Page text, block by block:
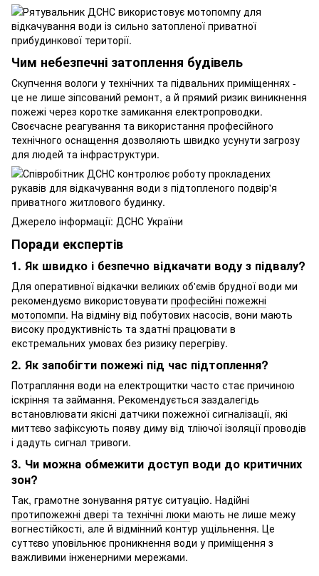
Чим небезпечні затоплення будівель
Скупчення вологи у технічних та підвальних приміщеннях -
це не лише зіпсований ремонт, а й прямий ризик виникнення
пожежі через коротке замикання електропроводки.
Своєчасне реагування та використання професійного
технічного оснащення дозволяють швидко усунути загрозу
для людей та інфраструктури.
Джерело інформації: ДСНС України
Поради експертів
1. Як швидко і безпечно відкачати воду з підвалу?
Для оперативної відкачки великих об'ємів брудної води ми
рекомендуємо використовувати професійні пожежні
мотопомпи. На відміну від побутових насосів, вони мають
високу продуктивність та здатні працювати в
екстремальних умовах без ризику перегріву.
2. Як запобігти пожежі під час підтоплення?
Потрапляння води на електрощитки часто стає причиною
іскріння та займання. Рекомендується заздалегідь
встановлювати якісні датчики пожежної сигналізації, які
миттєво зафіксують появу диму від тліючої ізоляції проводів
і дадуть сигнал тривоги.
3. Чи можна обмежити доступ води до критичних
зон?
Так, грамотне зонування рятує ситуацію. Надійні
протипожежні двері та технічні люки мають не лише межу
вогнестійкості, але й відмінний контур ущільнення. Це
суттєво уповільнює проникнення води у приміщення з
важливими інженерними мережами.